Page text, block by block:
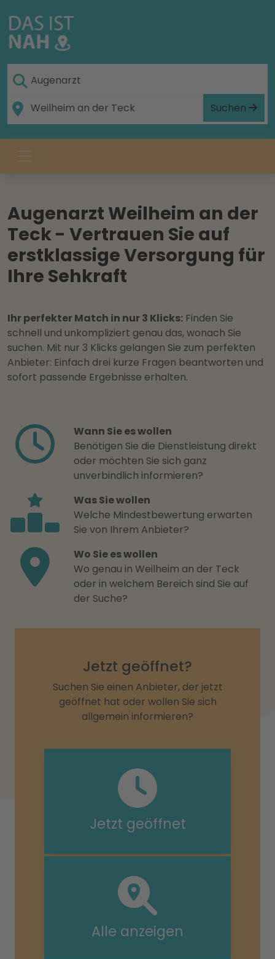
Suchen
Augenarzt Weilheim an der
Teck - Vertrauen Sie auf
erstklassige Versorgung für
Ihre Sehkraft
Ihr perfekter Match in nur 3 Klicks: Finden Sie
schnell und unkompliziert genau das, wonach Sie
suchen. Mit nur 3 Klicks gelangen Sie zum perfekten
Anbieter: Einfach drei kurze Fragen beantworten und
sofort passende Ergebnisse erhalten.
Wann Sie es wollen
Benötigen Sie die Dienstleistung direkt
oder möchten Sie sich ganz
unverbindlich informieren?
Was Sie wollen
Welche Mindestbewertung erwarten
Sie von Ihrem Anbieter?
Wo Sie es wollen
Wo genau in Weilheim an der Teck
oder in welchem Bereich sind Sie auf
der Suche?
Jetzt geöffnet?
Suchen Sie einen Anbieter, der jetzt
geöffnet hat oder wollen Sie sich
allgemein informieren?
Jetzt geöffnet
Alle anzeigen